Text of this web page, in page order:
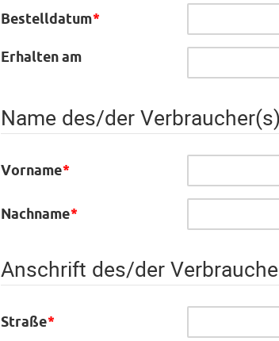
Bestelldatum*
Erhalten am
Name des/der Verbraucher(s)
Vorname*
Nachname*
Anschrift des/der
Straße*